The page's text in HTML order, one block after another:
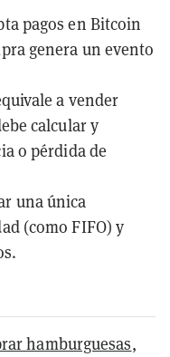
pagos en Bitcoin
genera un evento
a vender
calcular y
o pérdida de
una única
(como FIFO) y
hamburguesas,